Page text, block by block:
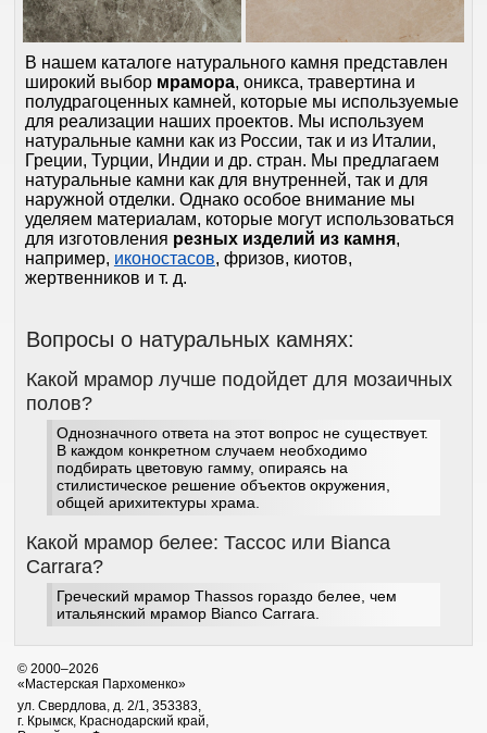
В нашем каталоге натурального камня представлен
широкий выбор мрамора, оникса, травертина и
полудрагоценных камней, которые мы используемые
для реализации наших проектов. Мы используем
натуральные камни как из России, так и из Италии,
Греции, Турции, Индии и др. стран. Мы предлагаем
натуральные камни как для внутренней, так и для
наружной отделки. Однако особое внимание мы
уделяем материалам, которые могут использоваться
для изготовления резных изделий из камня,
например, иконостасов, фризов, киотов,
жертвенников и т. д.
Вопросы о натуральных камнях:
Какой мрамор лучше подойдет для мозаичных
полов?
Однозначного ответа на этот вопрос не существует.
В каждом конкретном случаем необходимо
подбирать цветовую гамму, опираясь на
стилистическое решение объектов окружения,
общей арихитектуры храма.
Какой мрамор белее: Тассос или Bianca
Carrara?
Греческий мрамор Thassos гораздо белее, чем
итальянский мрамор Bianco Carrara.
© 2000–2026
«Мастерская Пархоменко»
ул. Свердлова, д. 2/1, 353383,
г. Крымск, Краснодарский край,